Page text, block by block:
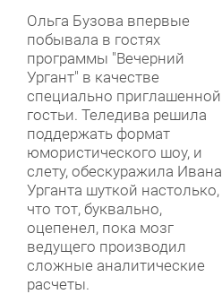
Ольга Бузова впервые
побывала в гостях
программы "Вечерний
Ургант" в качестве
специально приглашенной
гостьи. Теледива решила
поддержать формат
юмористического шоу, и
слету, обескуражила Ивана
Урганта шуткой настолько,
что тот, буквально,
оцепенел, пока мозг
ведущего производил
сложные аналитические
расчеты.